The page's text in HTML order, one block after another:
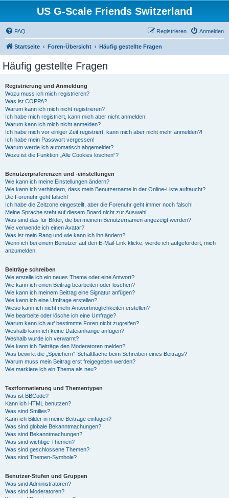
US G-Scale Friends Switzerland
FAQ Anmelden
Registrieren
Startseite Foren-Übersicht Häufig gestellte Fragen
Häufig gestellte Fragen
Registrierung und Anmeldung
Wozu muss ich mich registrieren?
Was ist COPPA?
Warum kann ich mich nicht registrieren?
Ich habe mich registriert, kann mich aber nicht anmelden!
Warum kann ich mich nicht anmelden?
Ich habe mich vor einiger Zeit registriert, kann mich aber nicht mehr anmelden?!
Ich habe mein Passwort vergessen!
Warum werde ich automatisch abgemeldet?
Wozu ist die Funktion „Alle Cookies löschen“?
Benutzerpräferenzen und -einstellungen
Wie kann ich meine Einstellungen ändern?
Wie kann ich verhindern, dass mein Benutzername in der Online-Liste auftaucht?
Die Forenuhr geht falsch!
Ich habe die Zeitzone eingestellt, aber die Forenuhr geht immer noch falsch!
Meine Sprache steht auf diesem Board nicht zur Auswahl!
Was sind das für Bilder, die bei meinem Benutzernamen angezeigt werden?
Wie verwende ich einen Avatar?
Was ist mein Rang und wie kann ich ihn ändern?
Wenn ich bei einem Benutzer auf den E-Mail-Link klicke, werde ich aufgefordert, mich
anzumelden.
Beiträge schreiben
Wie erstelle ich ein neues Thema oder eine Antwort?
Wie kann ich einen Beitrag bearbeiten oder löschen?
Wie kann ich meinem Beitrag eine Signatur anfügen?
Wie kann ich eine Umfrage erstellen?
Wieso kann ich nicht mehr Antwortmöglichkeiten erstellen?
Wie bearbeite oder lösche ich eine Umfrage?
Warum kann ich auf bestimmte Foren nicht zugreifen?
Weshalb kann ich keine Dateianhänge anfügen?
Weshalb wurde ich verwarnt?
Wie kann ich Beiträge den Moderatoren melden?
Was bewirkt die „Speichern“-Schaltfläche beim Schreiben eines Beitrags?
Warum muss mein Beitrag erst freigegeben werden?
Wie markiere ich ein Thema als neu?
Textformatierung und Thementypen
Was ist BBCode?
Kann ich HTML benutzen?
Was sind Smilies?
Kann ich Bilder in meine Beiträge einfügen?
Was sind globale Bekanntmachungen?
Was sind Bekanntmachungen?
Was sind wichtige Themen?
Was sind geschlossene Themen?
Was sind Themen-Symbole?
Benutzer-Stufen und Gruppen
Was sind Administratoren?
Was sind Moderatoren?